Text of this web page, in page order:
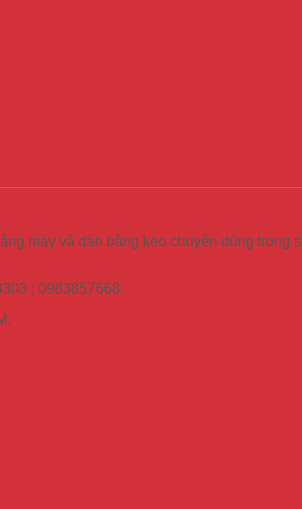
máy và dán bằng keo chuyên dùng
; 0983857668.